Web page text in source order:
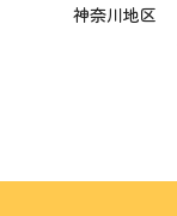
神奈川地区